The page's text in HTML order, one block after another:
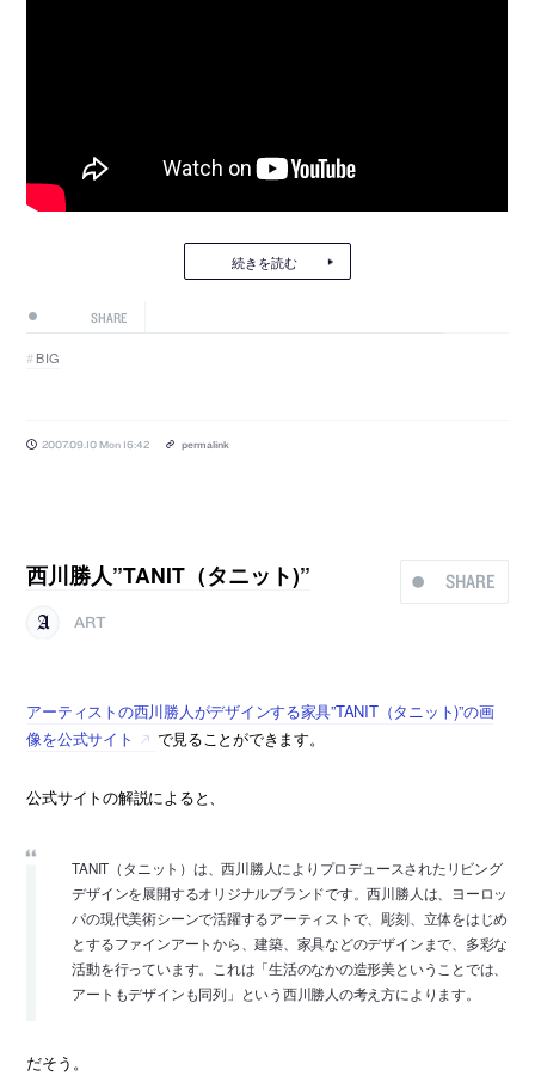
続きを読む
SHARE
BIG
2007.09.10 Mon 16:42 permalink
SHARE
西川勝人”TANIT（タニット)”
ART
アーティストの西川勝人がデザインする家具”TANIT（タニット)”の画
像を公式サイト
で見ることができます。
公式サイトの解説によると、
TANIT（タニット）は、西川勝人によりプロデュースされたリビング
デザインを展開するオリジナルブランドです。西川勝人は、ヨーロッ
パの現代美術シーンで活躍するアーティストで、彫刻、立体をはじめ
とするファインアートから、建築、家具などのデザインまで、多彩な
活動を行っています。これは「生活のなかの造形美ということでは、
アートもデザインも同列」という西川勝人の考え方によります。
だそう。